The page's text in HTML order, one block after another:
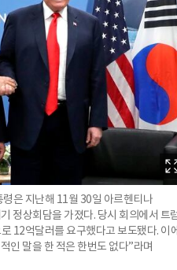
은 지난해 11월 30일 아르헨티나
정상회담을 가졌다. 당시 회의에서 트
12억달러를 요구했다고 보도됐다. 이
인 말을 한 적은 한번도 없다”라며